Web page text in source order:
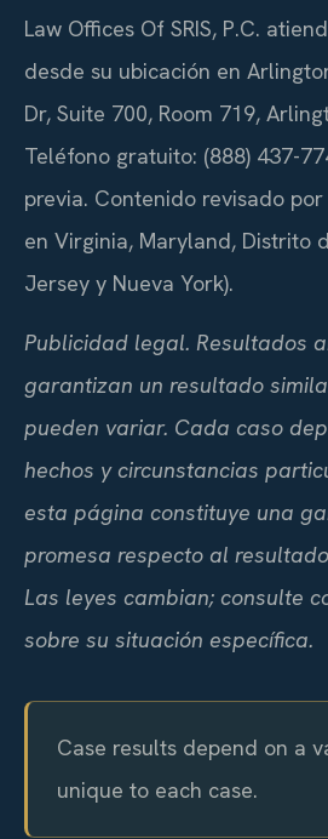
Law Offices Of SRIS, P.C.
desde su ubicación en
Dr, Suite 700, Room 719,
Teléfono gratuito: (888) 437-
previa. Contenido revisado
en Virginia, Maryland, Distrito
Jersey y Nueva York).
Publicidad legal. Resultados
garantizan un resultado
pueden variar. Cada caso
hechos y circunstancias
esta página constituye una
promesa respecto al
Las leyes cambian; consulte
sobre su situación específica.
Case results depend on a
unique to each case.